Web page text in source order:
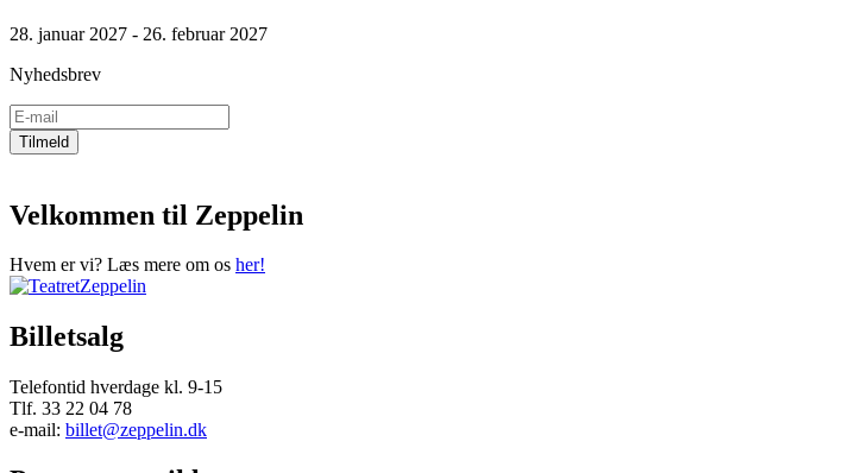
28. januar 2027 - 26. februar 2027
Nyhedsbrev
Velkommen til Zeppelin
Hvem er vi? Læs mere om os her!
Billetsalg
Telefontid hverdage kl. 9-15
Tlf. 33 22 04 78
e-mail: billet@zeppelin.dk